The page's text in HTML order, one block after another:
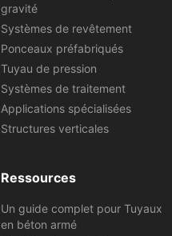
gravité
Systèmes de revêtement
Ponceaux préfabriqués
Tuyau de pression
Systèmes de traitement
Applications spécialisées
Structures verticales
Ressources
Un guide complet pour Tuyaux
en béton armé